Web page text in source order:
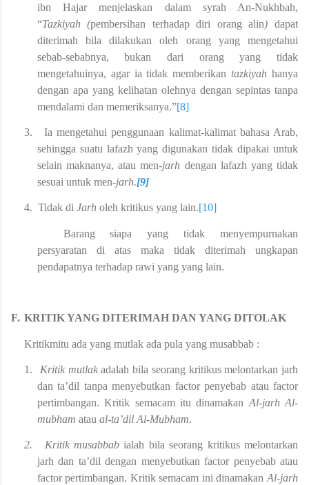
ibn Hajar menjelaskan dalam syrah An-Nukhbah,
“Tazkiyah (pembersihan terhadap diri orang alin)dapat
diterimah bila dilakukan oleh orang yang mengetahui
sebab-sebabnya, bukan dari orang yang tidak
mengetahuinya, agar ia tidak memberikantazkiyahhanya
dengan apa yang kelihatan olehnya dengan sepintas tanpa
mendalami dan memeriksanya.”[8]
3.
Ia mengetahui penggunaan kalimat-kalimat bahasa Arab,
sehingga suatu lafazh yang digunakan tidak dipakai untuk
selain maknanya, atau men-jarh dengan lafazh yang tidak
sesuai untuk men-­jarh.[9]
4. Tidak di Jarh oleh kritikus yang lain.[10]
Barang siapa yang tidak menyempurnakan
persyaratan di atas maka tidak diterimah ungkapan
pendapatnya terhadap rawi yang yang lain.
F. KRITIK YANG DITERIMAH DAN YANG DITOLAK
Kritikmitu ada yang mutlak ada pula yang musabbab :
1. Kritik mutlakadalah bila seorang kritikus melontarkan jarh
dan ta’dil tanpa menyebutkan factor penyebab atau factor
pertimbangan. Kritik semacam itu dinamakan Al-jarh Al-
mubham atau al-ta’dil Al-Mubham.
2. Kritik musabbabialah bila seorang kritikus melontarkan
jarh dan ta’dil dengan menyebutkan factor penyebab atau
factor pertimbangan. Kritik semacam ini dinamakan Al-jarh